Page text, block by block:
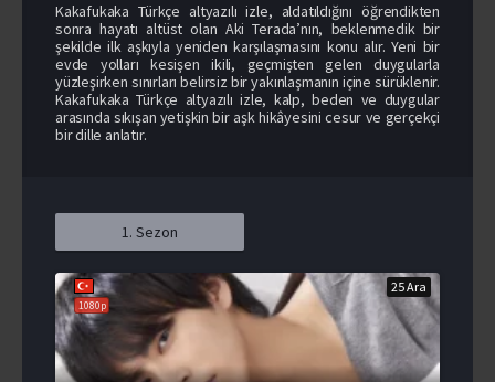
Kakafukaka Türkçe altyazılı izle, aldatıldığını öğrendikten
sonra hayatı altüst olan Aki Terada’nın, beklenmedik bir
şekilde ilk aşkıyla yeniden karşılaşmasını konu alır. Yeni bir
evde yolları kesişen ikili, geçmişten gelen duygularla
yüzleşirken sınırları belirsiz bir yakınlaşmanın içine sürüklenir.
Kakafukaka Türkçe altyazılı izle, kalp, beden ve duygular
arasında sıkışan yetişkin bir aşk hikâyesini cesur ve gerçekçi
bir dille anlatır.
1. Sezon
1080p
25 Ara